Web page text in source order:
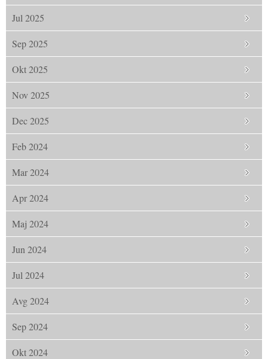
Jul 2025
Sep 2025
Okt 2025
Nov 2025
Dec 2025
Feb 2024
Mar 2024
Apr 2024
Maj 2024
Jun 2024
Jul 2024
Avg 2024
Sep 2024
Okt 2024